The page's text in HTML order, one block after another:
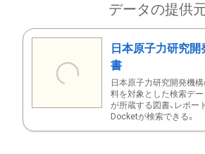
データの提供
日本原子力研究
書
日本原子力研究開発機
料を対象とした検索デ
が所蔵する図書、レポート
Docketが検索できる。